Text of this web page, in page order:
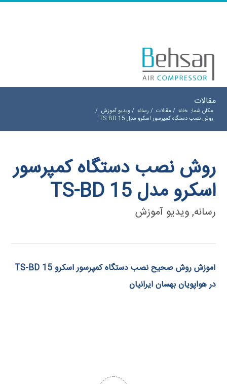
مقالات
مکان شما: خانه / مقالات / رسانه /ویدیو آموزش /
روش نصب دستگاه کمپرسور اسکرو مدل TS-BD 15
روش نصب دستگاه کمپرسور
اسکرو مدل TS-BD 15
رسانه,ویدیو آموزش
آموزش روش صحیح نصب دستگاه کمپرسور اسکرو TS-BD 15
در هواپویان بهسان ایرانیان